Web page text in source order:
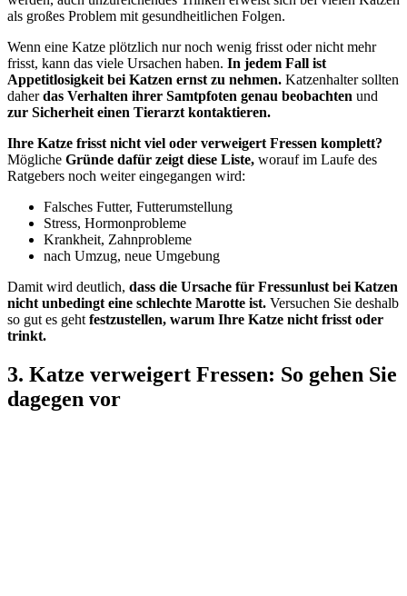
als großes Problem mit gesundheitlichen Folgen.
Wenn eine Katze plötzlich nur noch wenig frisst oder nicht mehr
frisst, kann das viele Ursachen haben. In jedem Fall ist
Appetitlosigkeit bei Katzen ernst zu nehmen. Katzenhalter sollten
daherdas Verhalten ihrer Samtpfoten genau beobachten und
zur Sicherheit einen Tierarzt kontaktieren.
Ihre Katze frisst nicht viel oder verweigert Fressen komplett?
Mögliche Gründe dafür zeigt diese Liste, worauf im Laufe des
Ratgebers noch weiter eingegangen wird:
Falsches Futter, Futterumstellung
Stress, Hormonprobleme
Krankheit, Zahnprobleme
nach Umzug, neue Umgebung
Damit wird deutlich, dass die Ursache für Fressunlust bei Katzen
nicht unbedingt eine schlechte Marotte ist. Versuchen Sie deshalb
so gut es gehtfestzustellen, warum Ihre Katze nicht frisst oder
trinkt.
3. Katze verweigert Fressen: So gehen Sie
dagegen vor